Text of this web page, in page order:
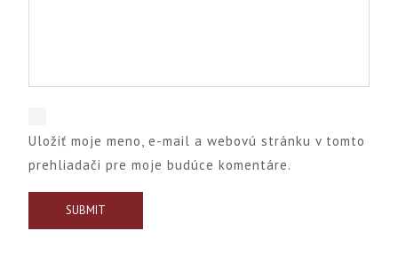
Uložiť moje meno, e-mail a webovú stránku v tomto
prehliadači pre moje budúce komentáre.